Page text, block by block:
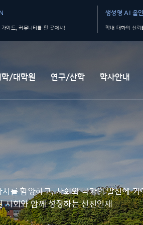
이드, 커뮤니티를 한 곳에서!
생성형 AI 올
학내 대화의 신
학/대학원 연구/산학 학사안내
를 함양하고, 사회와 국가의 발전에 기
사회와 함께 성장하는 선진인재